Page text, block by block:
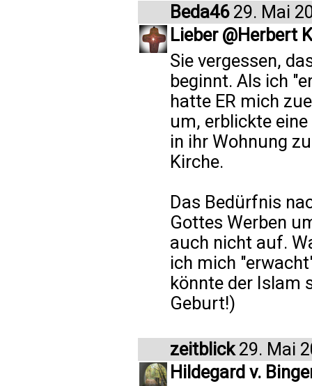
Beda4629. Mai
Lieber @Herbert
Sie vergessen,
beginnt. Als ich
hatte ER mich
um, erblickte
in ihr Wohnung
Kirche.
Das Bedürfnis
Gottes Werben
auch nicht auf.
ich mich
könnte der Islam
Geburt!)
zeitblick29. Mai
Hildegard v.